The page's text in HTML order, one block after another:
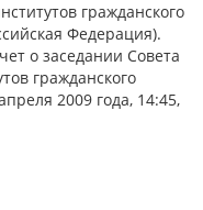
гражданского
Федерация).
о заседании Совета
гражданского
2009 года, 14:45,